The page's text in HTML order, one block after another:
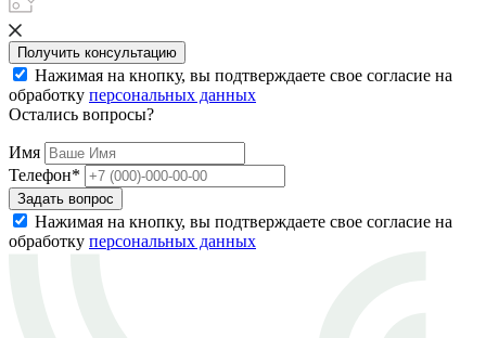
Получить консультацию
Нажимая на кнопку, вы подтверждаете свое согласие на
обработку персональных данных
Остались вопросы?
Имя
Телефон*
Задать вопрос
Нажимая на кнопку, вы подтверждаете свое согласие на
обработку персональных данных